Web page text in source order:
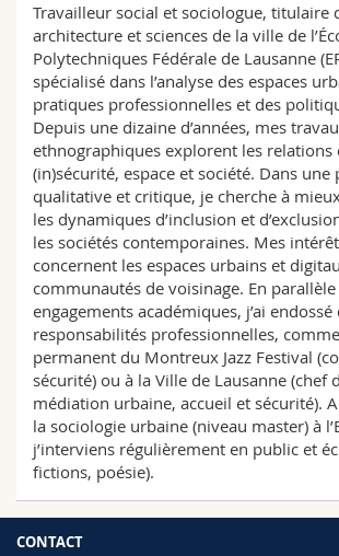
Sciences de l'éducation et de la
Sciences et médecine
Interfacultaire
Chercheurs
Collaborateurs
Doctorants
Bibliothèques
Webmail
Programme des cours
MyUnifr
Travailleur social et sociologue, titulaire
architecture et sciences de la ville de
Polytechniques Fédérale de Lausanne
spécialisé dans l’analyse des espaces
pratiques professionnelles et des
Depuis une dizaine d’années, mes
ethnographiques explorent les relations
(in)sécurité, espace et société. Dans une
qualitative et critique, je cherche à
les dynamiques d’inclusion et
les sociétés contemporaines. Mes
concernent les espaces urbains et
communautés de voisinage. En
engagements académiques, j’ai endossé
responsabilités professionnelles,
permanent du Montreux Jazz Festival
sécurité) ou à la Ville de Lausanne (chef
médiation urbaine, accueil et sécurité).
la sociologie urbaine (niveau master) à
j’interviens régulièrement en public et
fictions, poésie).
CONTACT